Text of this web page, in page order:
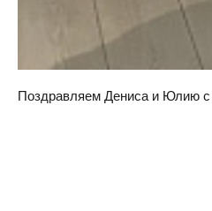
Поздравляем Дениса и Юлию с